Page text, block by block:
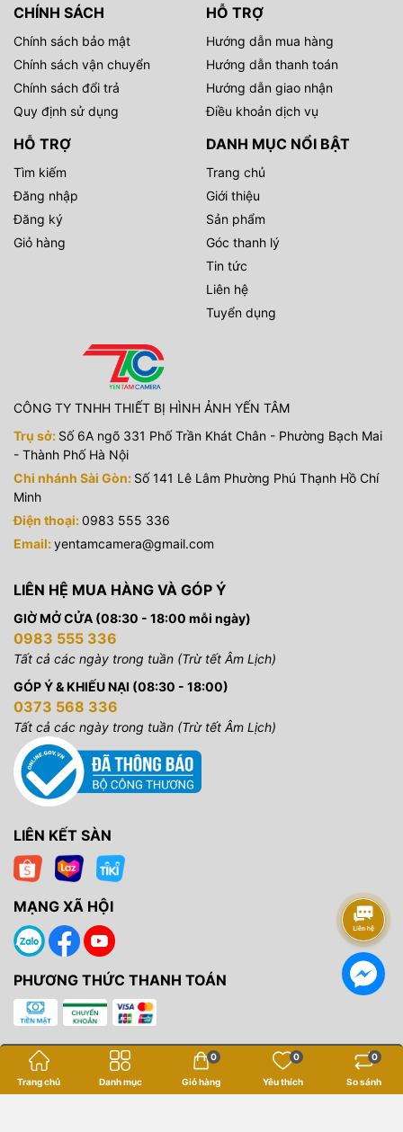
CHÍNH SÁCH
Chính sách bảo mật
Chính sách vận chuyển
Chính sách đổi trả
Quy định sử dụng
HỖ TRỢ
Hướng dẫn mua hàng
Hướng dẫn thanh toán
Hướng dẫn giao nhận
Điều khoản dịch vụ
HỖ TRỢ
Tìm kiếm
Đăng nhập
Đăng ký
Giỏ hàng
DANH MỤC NỔI BẬT
Trang chủ
Giới thiệu
Sản phẩm
Góc thanh lý
Tin tức
Liên hệ
Tuyển dụng
CÔNG TY TNHH THIẾT BỊ HÌNH ẢNH YẾN TÂM
Trụ sở: Số 6A ngõ 331 Phố Trần Khát Chân - Phường Bạch Mai
- Thành Phố Hà Nội
Chi nhánh Sài Gòn: Số 141 Lê Lâm Phường Phú Thạnh Hồ Chí
Minh
Điện thoại:0983 555 336
Email:yentamcamera@gmail.com
LIÊN HỆ MUA HÀNG VÀ GÓP Ý
GIỜ MỞ CỬA (08:30 - 18:00 mỗi ngày)
0983 555 336
Tất cả các ngày trong tuần (Trừ tết Âm Lịch)
GÓP Ý & KHIẾU NẠI (08:30 - 18:00)
0373 568 336
Tất cả các ngày trong tuần (Trừ tết Âm Lịch)
LIÊN KẾT SÀN
MẠNG XÃ HỘI
PHƯƠNG THỨC THANH TOÁN
Bản quyền thuộc vềYến Tâm Camera.
Trang chủ Danh mục Giỏ hàng
0
Yêu thích
0
So sánh
0